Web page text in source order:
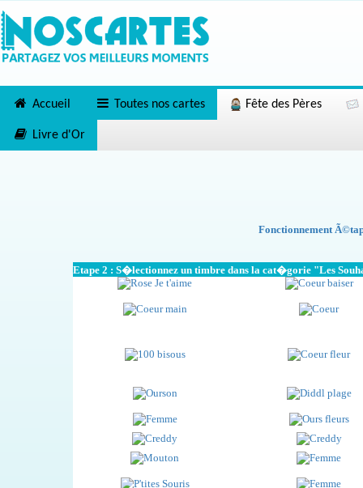
Accueil Toutes nos cartes Fête des Pères
Livre d'Or
Fonctionnement
Etape 2 : S�lectionnez un timbre dans la cat�gorie "Les